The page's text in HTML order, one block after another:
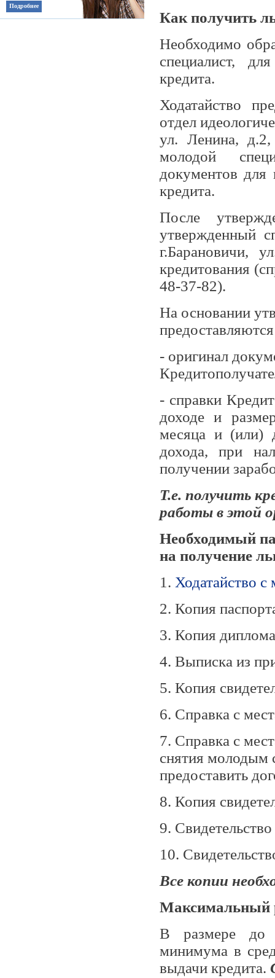
Подробнее
Как получить
Необходимо
специалист,
кредита.
Ходатайство
отдел
ул. Ленина,
молодой
документов для
кредита.
После
утвержденный
г.Барановичи,
кредитования
48-37-82).
На основании
- оригинал
- справки
доходе и
месяца и (или)
дохода, при
получении
Т.е. получить
работы в этой
Необходимый
на получение
1. Ходатайство с
2. Копия
3. Копия
4. Выписка из
5. Копия
6. Справка с
7. Справка с
снятия молодым
предоставить
8. Копия
9.
10.
Все копии
Максимальный
В размере до
минимума в
выдачи кредита.